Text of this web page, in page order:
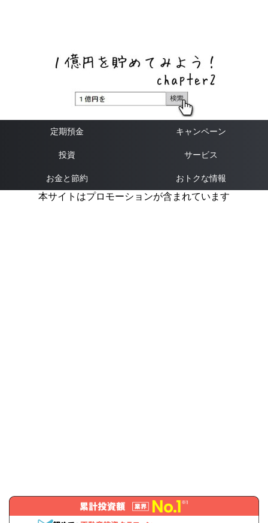
定期預金 キャンペーン
投資 サービス
お金と節約 おトクな情報
本サイトはプロモーションが含まれています